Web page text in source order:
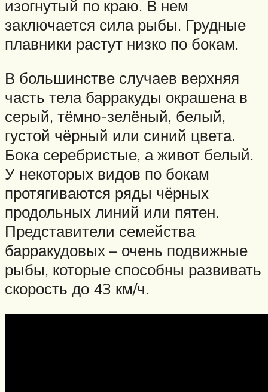
изогнутый по краю. В нем
заключается сила рыбы. Грудные
плавники растут низко по бокам.
В большинстве случаев верхняя
часть тела барракуды окрашена в
серый, тёмно-зелёный, белый,
густой чёрный или синий цвета.
Бока серебристые, а живот белый.
У некоторых видов по бокам
протягиваются ряды чёрных
продольных линий или пятен.
Представители семейства
барракудовых – очень подвижные
рыбы, которые способны развивать
скорость до 43 км/ч.